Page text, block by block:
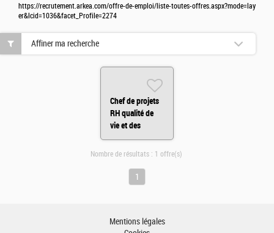
https://recrutement.arkea.com/offre-de-emploi/liste-toutes-offres.aspx?mode=lay
er&lcid=1036&facet_Profile=2274
Chef de projets
RH qualité de
vie et des
conditions de
travail H/F
Affiner ma recherche
Nombre de résultats : 1 offre(s)
1
Mentions légales